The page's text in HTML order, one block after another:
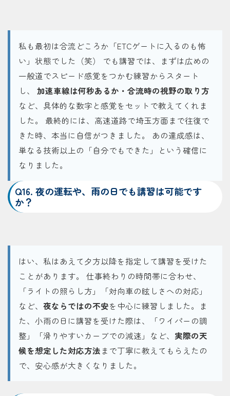
私も最初は合流どころか「ETCゲートに入るのも怖
い」状態でした（笑） でも講習では、まずは広めの
一般道でスピード感覚をつかむ練習からスタート
し、 加速車線は何秒あるか・合流時の視野の取り方
など、具体的な数字と感覚をセットで教えてくれま
した。 最終的には、高速道路で埼玉方面まで往復で
きた時、本当に自信がつきました。 あの達成感は、
単なる技術以上の「自分でもできた」という確信に
なりました。
Q16. 夜の運転や、雨の日でも講習は可能です
か？
はい、私はあえて夕方以降を指定して講習を受けた
ことがあります。 仕事終わりの時間帯に合わせ、
「ライトの照らし方」「対向車の眩しさへの対応」
など、 夜ならではの不安を中心に練習しました。ま
た、小雨の日に講習を受けた際は、「ワイパーの調
整」「滑りやすいカーブでの減速」など、 実際の天
候を想定した対応方法 まで丁寧に教えてもらえたの
で、安心感が大きくなりました。